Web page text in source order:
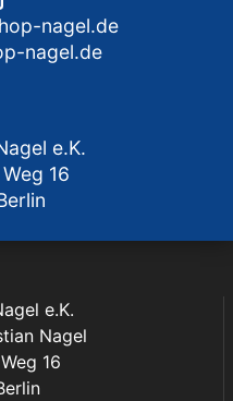
nagel.de
nagel.de
e.K.
16
e.K.
Nagel
16